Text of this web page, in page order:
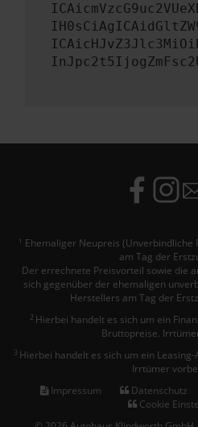
1 Ehemaliger Neupreis
am Tag der
Der errechnete Preisvorteil sowie die
sich gegenüber der ehemaligen
Herstellers am Tag der
2 Hierbei handelt es sich um ein
Bruttopreise.
3 Hierbei handelt es sich um ein
Irrtümer
Impressum
Datenschutz
Cookie